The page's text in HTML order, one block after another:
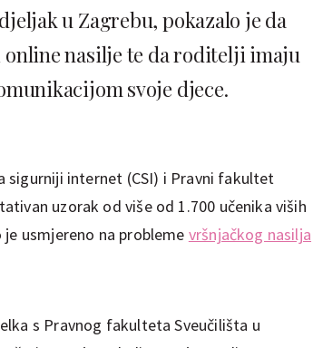
u Zagrebu, pokazalo je da
nasilje te da roditelji imaju
svoje djece.
sigurniji internet (CSI) i Pravni fakultet
uzorak od više od 1.700 učenika viših
usmjereno na probleme vršnjačkog nasilja
s Pravnog fakulteta Sveučilišta u